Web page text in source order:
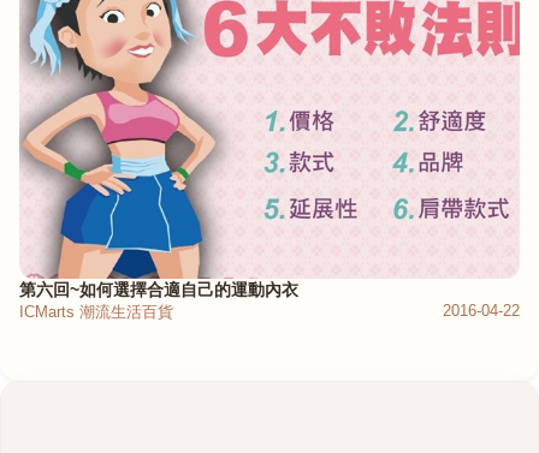
第六回~如何選擇合適自己的運動內衣
ICMarts 潮流生活百貨 2016-04-22
港澳中文
English